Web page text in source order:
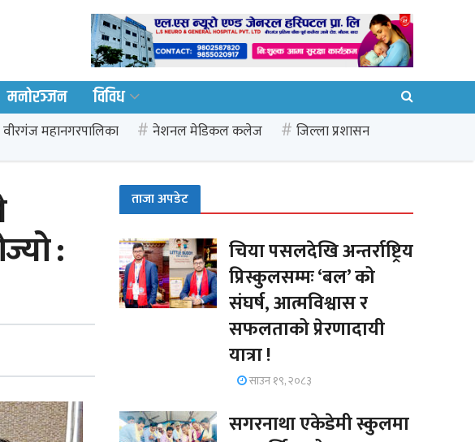
मनोरञ्जन विविध
वीरगंज महानगरपालिका नेशनल मेडिकल कलेज
जिल्ला प्रशासन
:
ताजा अपडेट
चिया पसलदेखि अन्तर्राष्ट्रिय
प्रिस्कुलसम्मः ‘बल’ को
संघर्ष, आत्मविश्वास र
सफलताको प्रेरणादायी
यात्रा !
साउन १९, २०८३
सगरनाथा एकेडेमी स्कुलमा